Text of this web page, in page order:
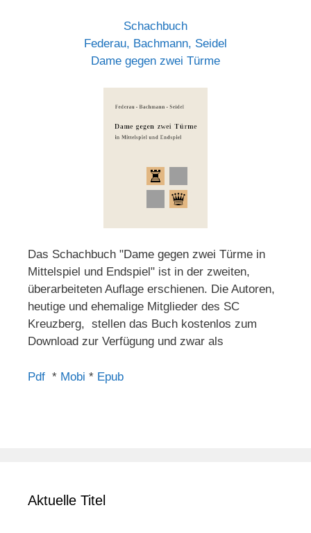
Schachbuch
Federau, Bachmann, Seidel
Dame gegen zwei Türme
Das Schachbuch "Dame gegen zwei Türme in
Mittelspiel und Endspiel" ist in der zweiten,
überarbeiteten Auflage erschienen. Die Autoren,
heutige und ehemalige Mitglieder des SC
Kreuzberg, stellen das Buch kostenlos zum
Download zur Verfügung und zwar als
Pdf * Mobi * Epub
Aktuelle Titel